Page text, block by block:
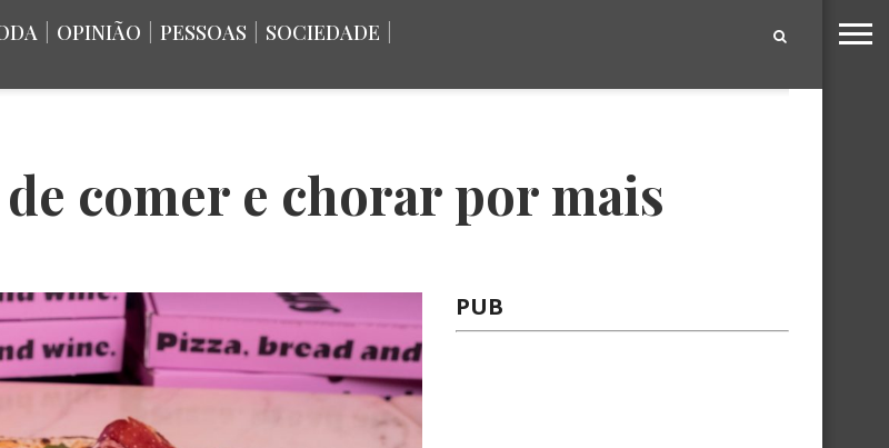
OPINIÃO PESSOAS SOCIEDADE
de comer e chorar por mais
PUB